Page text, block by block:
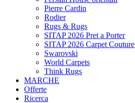
Pierre Cardin
Rodier
Rugs & Rugs
SITAP 2026 Pret a Porter
SITAP 2026 Carpet Couture
Swarovski
World Carpets
Think Rugs
MARCHE
Offerte
Ricerca